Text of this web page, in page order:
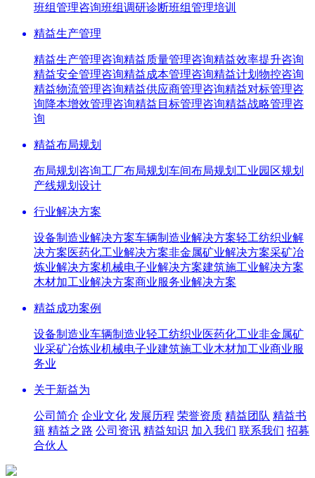
班组管理咨询班组调研诊断班组管理培训
精益生产管理
精益生产管理咨询精益质量管理咨询精益效率提升咨询
精益安全管理咨询精益成本管理咨询精益计划物控咨询
精益物流管理咨询精益供应商管理咨询精益对标管理咨
询降本增效管理咨询精益目标管理咨询精益战略管理咨
询
精益布局规划
布局规划咨询工厂布局规划 车间布局规划 工业园区规划
产线规划设计
行业解决方案
设备制造业解决方案车辆制造业解决方案轻工纺织业解
决方案医药化工业解决方案非金属矿业解决方案采矿冶
炼业解决方案机械电子业解决方案建筑施工业解决方案
木材加工业解决方案商业服务业解决方案
精益成功案例
设备制造业车辆制造业轻工纺织业医药化工业非金属矿
业采矿冶炼业机械电子业建筑施工业木材加工业商业服
务业
关于新益为
公司简介 企业文化 发展历程 荣誉资质 精益团队 精益书
籍 精益之路 公司资讯 精益知识 加入我们 联系我们 招募
合伙人